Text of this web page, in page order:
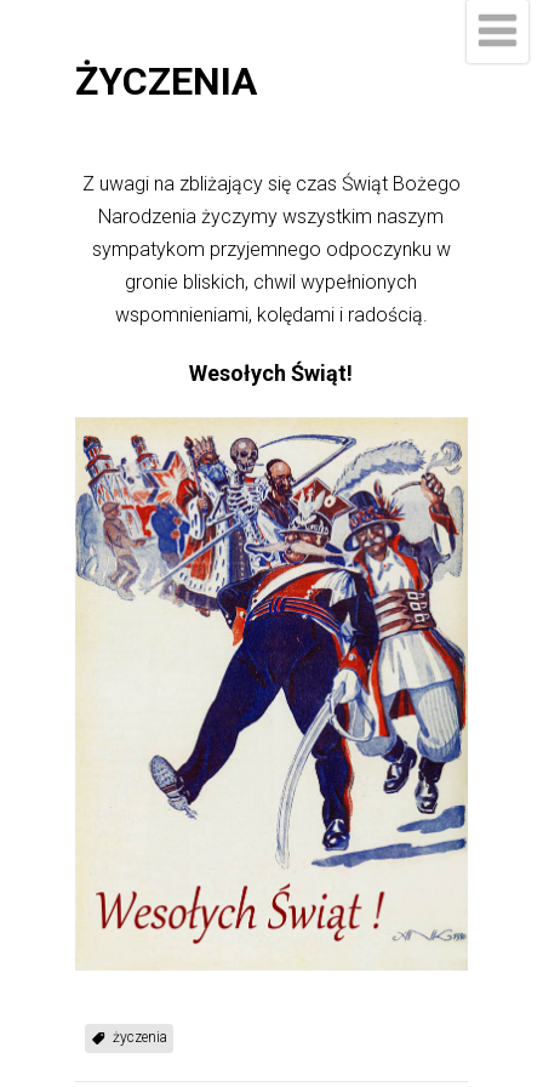
ŻYCZENIA
Z uwagi na zbliżający się czas Świąt Bożego
Narodzenia życzymy wszystkim naszym
sympatykom przyjemnego odpoczynku w
gronie bliskich, chwil wypełnionych
wspomnieniami, kolędami i radością.
Wesołych Świąt!
życzenia